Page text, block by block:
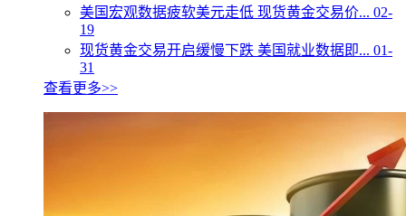
美国宏观数据疲软美元走低 现货黄金交易价... 02-
19
现货黄金交易开启缓慢下跌 美国就业数据即... 01-
31
查看更多>>